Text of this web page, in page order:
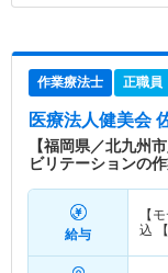
作業療法士 正職員
医療法人健美会
【福岡県／北九州
ビリテーションの
給与
【
込